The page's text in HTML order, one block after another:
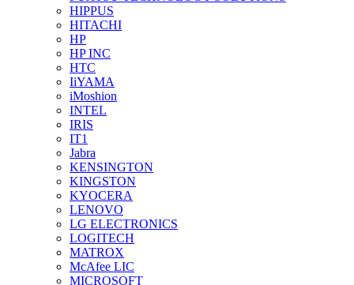
HIPPUS
HITACHI
HP
HP INC
HTC
IiYAMA
iMoshion
INTEL
IRIS
IT1
Jabra
KENSINGTON
KINGSTON
KYOCERA
LENOVO
LG ELECTRONICS
LOGITECH
MATROX
McAfee LIC
MICROSOFT